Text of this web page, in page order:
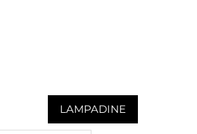
LAMPADINE